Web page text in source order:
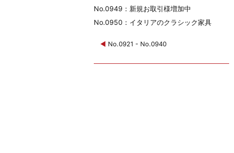
No.0949：新規お取引様増加中
No.0950：イタリアのクラシック家具
◀ No.0921 - No.0940